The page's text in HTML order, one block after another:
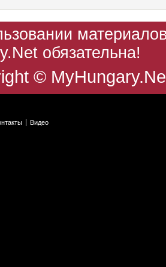
обязательна!
©
Видео